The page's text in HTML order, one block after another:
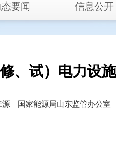
要闻 信息公开
、试）电力设
源：国家能源局山东监管办公室